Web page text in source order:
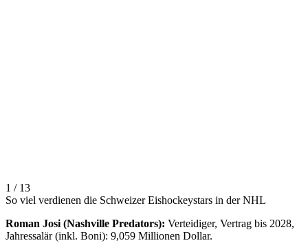
1 / 13
So viel verdienen die Schweizer Eishockeystars in der NHL
Roman Josi (Nashville Predators): Verteidiger, Vertrag bis 2028,
Jahressalär (inkl. Boni): 9,059 Millionen Dollar.